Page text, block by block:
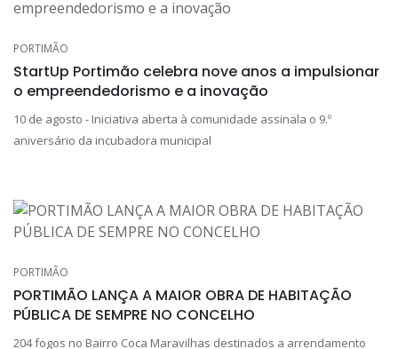
PORTIMÃO
StartUp Portimão celebra nove anos a impulsionar
o empreendedorismo e a inovação
10 de agosto - Iniciativa aberta à comunidade assinala o 9.º
aniversário da incubadora municipal
PORTIMÃO
PORTIMÃO LANÇA A MAIOR OBRA DE HABITAÇÃO
PÚBLICA DE SEMPRE NO CONCELHO
204 fogos no Bairro Coca Maravilhas destinados a arrendamento